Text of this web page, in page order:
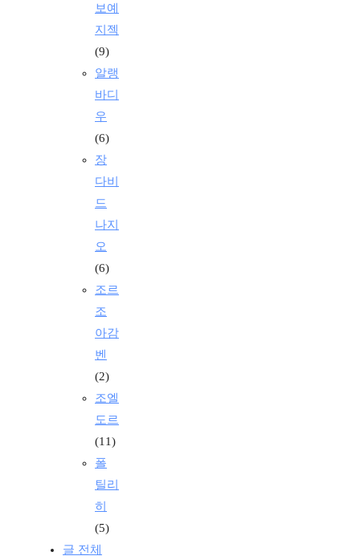
보예
지젝
(9)
알랭
바디
우
(6)
장
다비
드
나지
오
(6)
조르
조
아감
벤
(2)
조엘
도르
(11)
폴
틸리
히
(5)
글 전체